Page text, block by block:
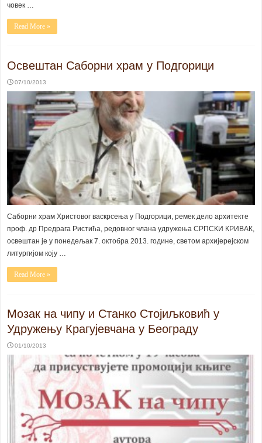
човек …
Read More »
Освештан Саборни храм у Подгорици
07/10/2013
Саборни храм Христовог васкрсења у Подгорици, ремек дело архитекте
проф. др Предрага Ристића, редовног члана удружења СРПСКИ КРИВАК,
освештан је у понедељак 7. октобра 2013. године, светом архијерејском
литургијом коју …
Read More »
Мозак на чипу и Станко Стојиљковић у
Удружењу Крагујевчана у Београду
01/10/2013